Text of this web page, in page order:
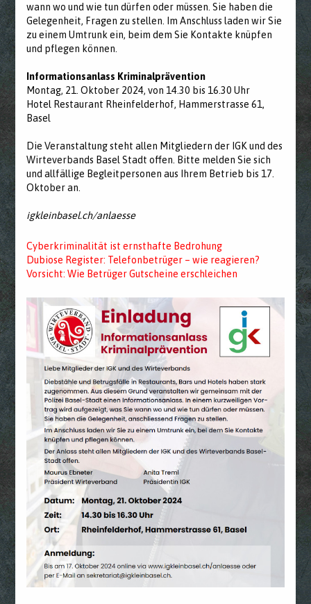
wann wo und wie tun dürfen oder müssen. Sie haben die
Gelegenheit, Fragen zu stellen. Im Anschluss laden wir Sie
zu einem Umtrunk ein, beim dem Sie Kontakte knüpfen
und pflegen können.
Informationsanlass Kriminalprävention
Montag, 21. Oktober 2024, von 14.30 bis 16.30 Uhr
Hotel Restaurant Rheinfelderhof, Hammerstrasse 61,
Basel
Die Veranstaltung steht allen Mitgliedern der IGK und des
Wirteverbands Basel Stadt offen. Bitte melden Sie sich
und allfällige Begleitpersonen aus Ihrem Betrieb bis 17.
Oktober an.
igkleinbasel.ch/anlaesse
Cyberkriminalität ist ernsthafte Bedrohung
Dubiose Register: Telefonbetrüger – wie reagieren?
Vorsicht: Wie Betrüger Gutscheine erschleichen